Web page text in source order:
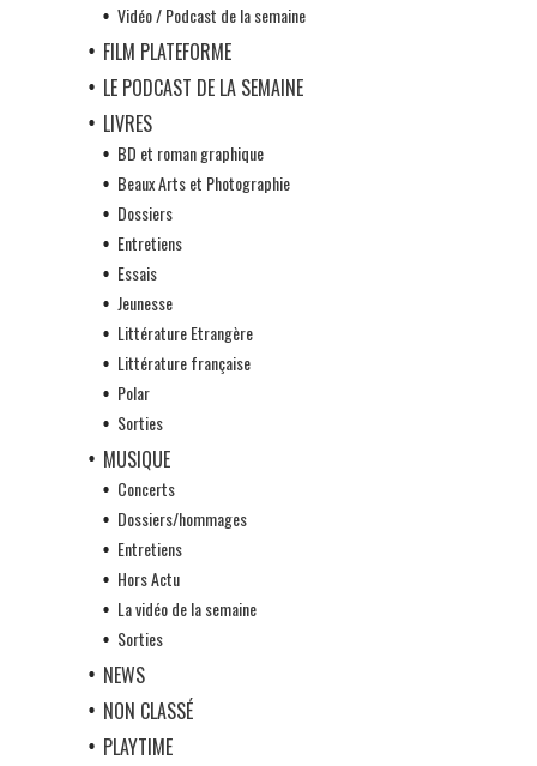
Vidéo / Podcast de la semaine
FILM PLATEFORME
LE PODCAST DE LA SEMAINE
LIVRES
BD et roman graphique
Beaux Arts et Photographie
Dossiers
Entretiens
Essais
Jeunesse
Littérature Etrangère
Littérature française
Polar
Sorties
MUSIQUE
Concerts
Dossiers/hommages
Entretiens
Hors Actu
La vidéo de la semaine
Sorties
NEWS
NON CLASSÉ
PLAYTIME